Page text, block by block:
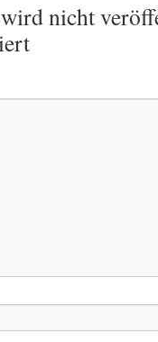
nicht